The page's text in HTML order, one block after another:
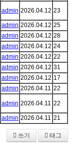
admin 2026.04.12 23
admin 2026.04.12 25
admin 2026.04.12 28
admin 2026.04.12 24
admin 2026.04.12 22
admin 2026.04.12 31
admin 2026.04.12 17
admin 2026.04.11 22
admin 2026.04.11 22
admin 2026.04.11 21
쓰기 태그